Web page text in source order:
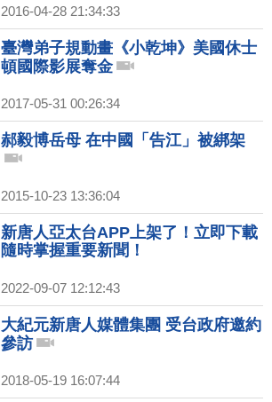
2016-04-28 21:34:33
臺灣弟子規動畫《小乾坤》美國休士
頓國際影展奪金
2017-05-31 00:26:34
郝毅博岳母 在中國「告江」被綁架
2015-10-23 13:36:04
新唐人亞太台APP上架了！立即下載
隨時掌握重要新聞！
2022-09-07 12:12:43
大紀元新唐人媒體集團 受台政府邀約
參訪
2018-05-19 16:07:44